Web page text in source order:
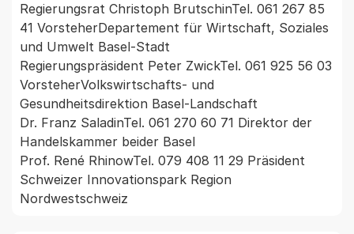
Regierungsrat Christoph BrutschinTel. 061 267 85
41 VorsteherDepartement für Wirtschaft, Soziales
und Umwelt Basel-Stadt
Regierungspräsident Peter ZwickTel. 061 925 56 03
VorsteherVolkswirtschafts- und
Gesundheitsdirektion Basel-Landschaft
Dr. Franz SaladinTel. 061 270 60 71 Direktor der
Handelskammer beider Basel
Prof. René RhinowTel. 079 408 11 29 Präsident
Schweizer Innovationspark Region
Nordwestschweiz